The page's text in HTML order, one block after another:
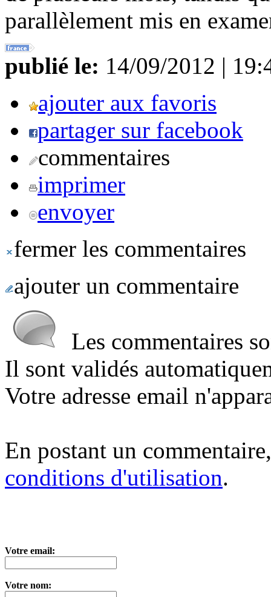
parallèlement mis en
publié le: 14/09/2012 |
ajouter aux favoris
partager sur facebook
commentaires
imprimer
envoyer
fermer les commentaires
ajouter un commentaire
Les commentaires
Il sont validés
Votre adresse email
En postant un
conditions d'utilisation.
Votre email:
Votre nom: